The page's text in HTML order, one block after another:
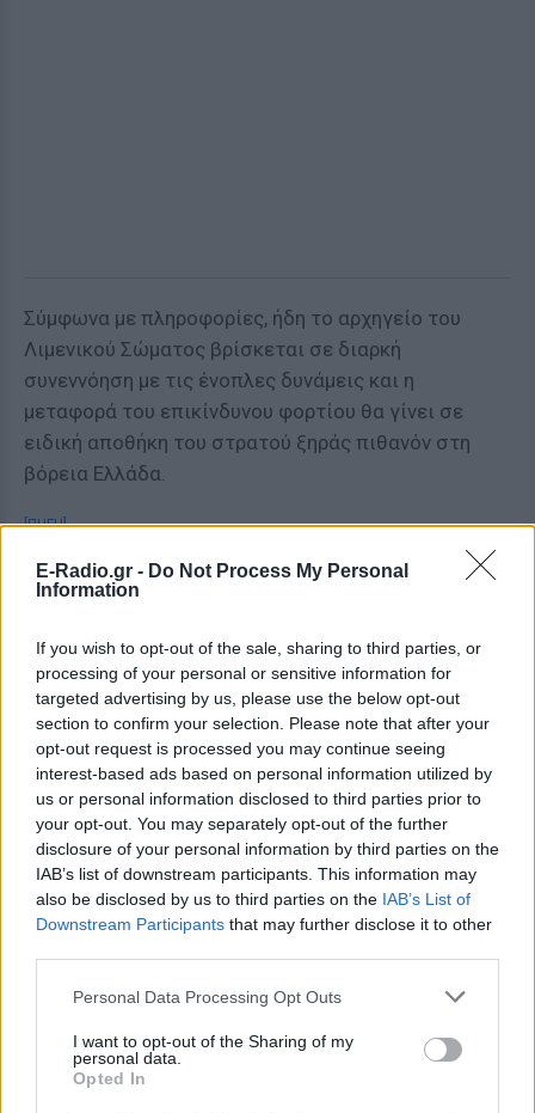
E-Radio.gr - Do Not Process My Personal
Information
If you wish to opt-out of the sale, sharing to third parties, or
processing of your personal or sensitive information for
targeted advertising by us, please use the below opt-out
section to confirm your selection. Please note that after your
opt-out request is processed you may continue seeing
interest-based ads based on personal information utilized by
us or personal information disclosed to third parties prior to
your opt-out. You may separately opt-out of the further
disclosure of your personal information by third parties on the
IAB’s list of downstream participants. This information may
also be disclosed by us to third parties on the IAB’s List of
Downstream Participants that may further disclose it to other
Personal Data Processing Opt Outs
I want to opt-out of the Sharing of my
personal data.
Opted In
Σύμφωνα με πληροφορίες, ήδη το αρχηγείο του
Λιμενικού Σώματος βρίσκεται σε διαρκή
συνεννόηση με τις ένοπλες δυνάμεις και η
μεταφορά του επικίνδυνου φορτίου θα γίνει σε
ειδική αποθήκη του στρατού ξηράς πιθανόν στη
βόρεια Ελλάδα.
[ΠΗΓΗ]